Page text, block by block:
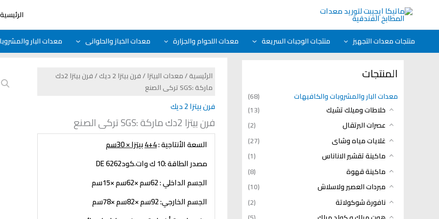
المحتوى
الرئيسية
منتجات معدات التجهيز منتجات الوجبات السريعة معدات اللحوام والجزارة معدات الخباز والحلوانى معدات البار
المنتجات
معدات البار والمشروبات والكافيهات
(68)
خلاطات وميلك تشيك
(13)
عصرات البرتقال
(2)
غلايات مياه وشاى
(27)
ماكينة تقشير الاناناس
(1)
ماكينة قهوة
(8)
مبردات العصير ولاسلاش
(10)
نافورة شوكولاتة
(2)
الرئيسية/معدات البيتزا/فرن بيتزا 2 ديك
/ فرن بيتزا 2دك
ماركة :SGS تركى الصنع
فرن بيتزا 2 ديك
فرن بيتزا 2دك ماركة :SGS تركى الصنع
السعة الأنتاجية :4+4
بيتزا × 30سم
مصدر الطاقة :10 ك وات.كود6262
DE
الجسم الداخلي :62سم ×62سم ×15سم
الجسم الخارجي:92سم ×82سم ×78سم